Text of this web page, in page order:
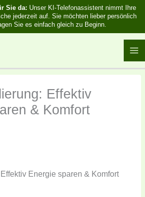
Sie da: Unser KI-Telefonassistent nimmt Ihre
jederzeit auf. Sie möchten lieber persönlich
Sie es einfach gleich zu Beginn.
Effektiv
& Komfort
Energie sparen & Komfort